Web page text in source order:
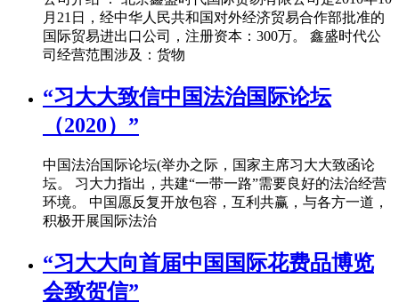
月21日，经中华人民共和国对外经济贸易合作部批准的
国际贸易进出口公司，注册资本：300万。 鑫盛时代公
司经营范围涉及：货物
“习大大致信中国法治国际论坛
（2020）”
中国法治国际论坛(举办之际，国家主席习大大致函论
坛。 习大力指出，共建“一带一路”需要良好的法治经营
环境。 中国愿反复开放包容，互利共赢，与各方一道，
积极开展国际法治
“习大大向首届中国国际花费品博览
会致贺信”